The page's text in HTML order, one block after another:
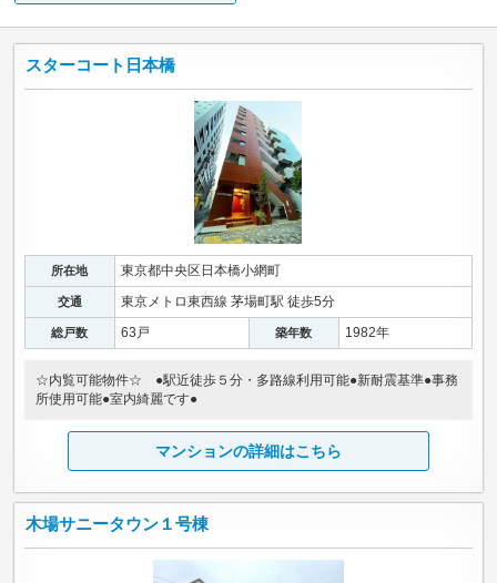
スターコート日本橋
所在地 東京都中央区日本橋小網町
交通 東京メトロ東西線 茅場町駅 徒歩5分
総戸数 63戸 築年数 1982年
☆内覧可能物件☆ ●駅近徒歩５分・多路線利用可能●新耐震基準●事務
所使用可能●室内綺麗です●
マンションの詳細はこちら
木場サニータウン１号棟